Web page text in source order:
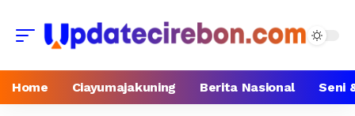
Home Ciayumajakuning Berita Nasional Seni